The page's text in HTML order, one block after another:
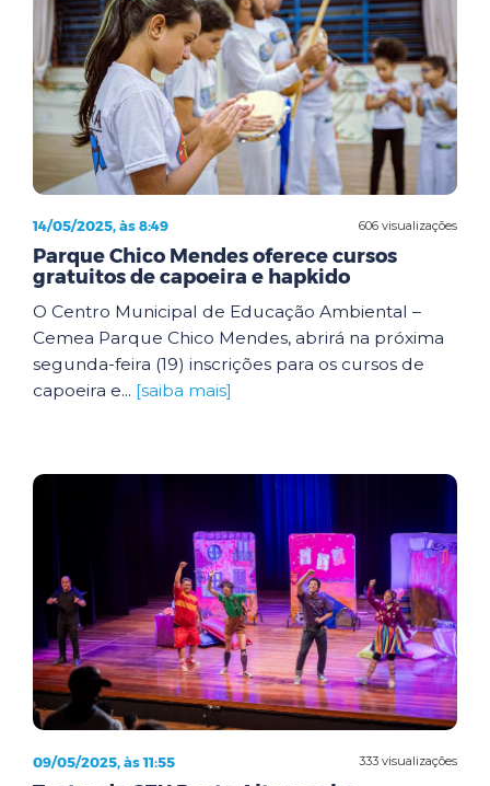
606 visualizações
14/05/2025, às 8:49
Parque Chico Mendes oferece cursos
gratuitos de capoeira e hapkido
O Centro Municipal de Educação Ambiental –
Cemea Parque Chico Mendes, abrirá na próxima
segunda-feira (19) inscrições para os cursos de
capoeira e... [saiba mais]
333 visualizações
09/05/2025, às 11:55